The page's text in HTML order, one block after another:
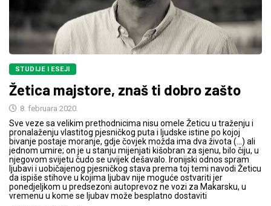
STUDIJE I ESEJI
Žetica majstore, znaš ti dobro zašto
8. februara 2020.
Sve veze sa velikim prethodnicima nisu omele Žeticu u traženju i
pronalaženju vlastitog pjesničkog puta i ljudske istine po kojoj
bivanje postaje moranje, gdje čovjek možda ima dva života (...) ali
jednom umire; on je u stanju mijenjati kišobran za sjenu, bilo čiju, u
njegovom svijetu čudo se uvijek dešavalo. Ironijski odnos spram
ljubavi i uobičajenog pjesničkog stava prema toj temi navodi Žeticu
da ispiše stihove u kojima ljubav nije moguće ostvariti jer
ponedjeljkom u predsezoni autoprevoz ne vozi za Makarsku, u
vremenu u kome se ljubav može besplatno dostaviti